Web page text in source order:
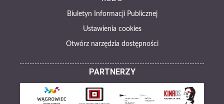
Biuletyn Informacji Publicznej
Ustawienia cookies
Otwórz narzędzia dostępności
PARTNERZY